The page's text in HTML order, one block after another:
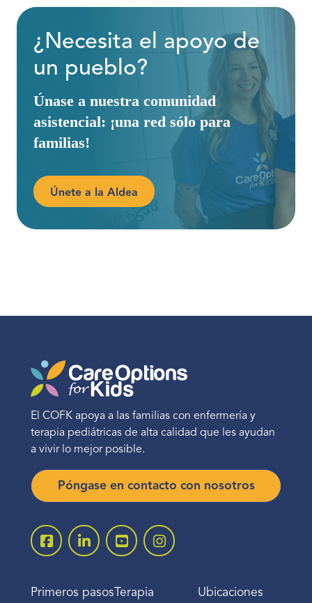
¿Necesita el apoyo de
un pueblo?
Únase a nuestra comunidad
asistencial: ¡una red sólo para
familias!
Únete a la Aldea
El COFK apoya a las familias con enfermería y
terapia pediátricas de alta calidad que les ayudan
a vivir lo mejor posible.
Póngase en contacto con nosotros
Primeros pasos Terapia
Ubicaciones